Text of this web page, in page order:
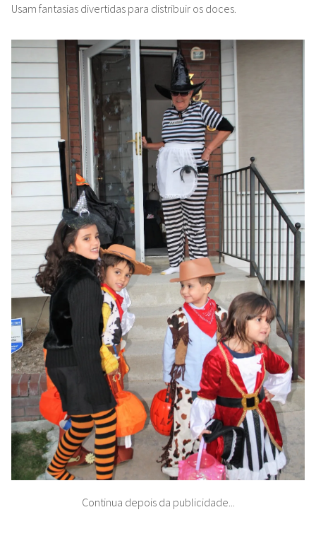
Usam fantasias divertidas para distribuir os doces.
Continua depois da publicidade...